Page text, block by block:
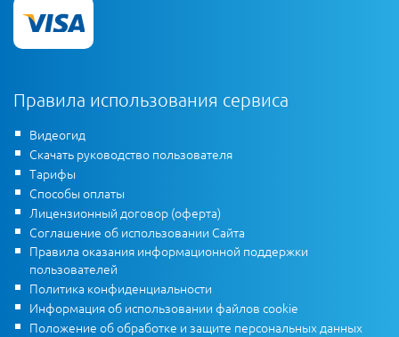
Правила использования сервиса
Видеогид
Скачать руководство пользователя
Тарифы
Способы оплаты
Лицензионный договор (оферта)
Соглашение об использовании Сайта
Правила оказания информационной поддержки
пользователей
Политика конфиденциальности
Информация об использовании файлов cookie
Положение об обработке и защите персональных данных